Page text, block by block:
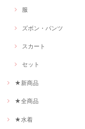
服
ズボン・パンツ
スカート
セット
★新商品
★全商品
★水着